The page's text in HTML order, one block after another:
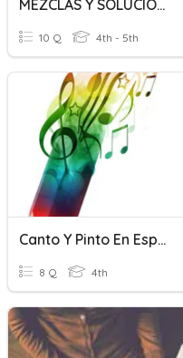
MEZCLAS Y SOLUCIONES
10 Q 4th - 5th
Canto Y Pinto En Español
8 Q 4th